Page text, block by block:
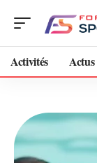
Activités Actus